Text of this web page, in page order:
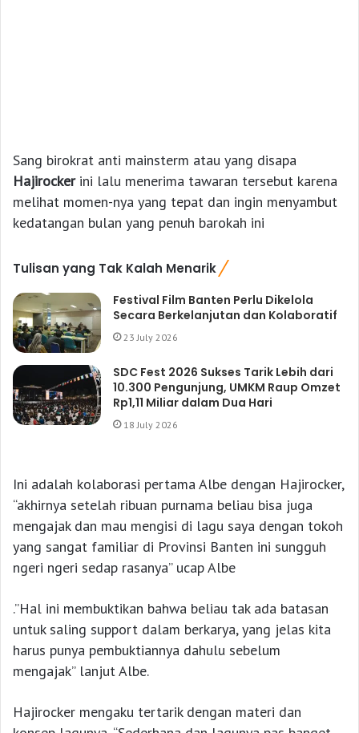
Sang birokrat anti mainsterm atau yang disapa
Hajirockerini lalu menerima tawaran tersebut karena
melihat momen-nya yang tepat dan ingin menyambut
kedatangan bulan yang penuh barokah ini
Tulisan yang Tak Kalah Menarik
Festival Film Banten Perlu Dikelola
Secara Berkelanjutan dan Kolaboratif
23 July 2026
SDC Fest 2026 Sukses Tarik Lebih dari
10.300 Pengunjung, UMKM Raup Omzet
Rp1,11 Miliar dalam Dua Hari
18 July 2026
Ini adalah kolaborasi pertama Albe dengan Hajirocker,
“akhirnya setelah ribuan purnama beliau bisa juga
mengajak dan mau mengisi di lagu saya dengan tokoh
yang sangat familiar di Provinsi Banten ini sungguh
ngeri ngeri sedap rasanya” ucap Albe
.”Hal ini membuktikan bahwa beliau tak ada batasan
untuk saling support dalam berkarya, yang jelas kita
harus punya pembuktiannya dahulu sebelum
mengajak” lanjut Albe.
Hajirocker mengaku tertarik dengan materi dan